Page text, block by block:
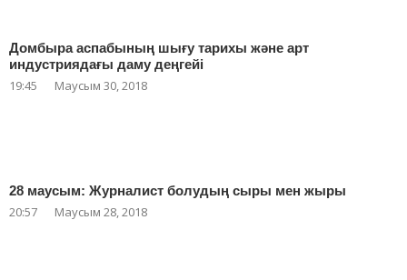
Домбыра аспабының шығу тарихы және арт
индустриядағы даму деңгейі
19:45 Маусым 30, 2018
28 маусым: Журналист болудың сыры мен жыры
20:57 Маусым 28, 2018